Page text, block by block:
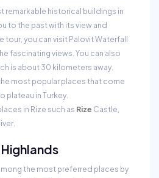
remarkable historical buildings in
to the past with its view and
tour, you can visit Palovit Waterfall
fascinating views. You can also
is about 30 kilometers away.
most popular places that come
plateau in Turkey.
in Rize such as Rize Castle,
the most preferred places by